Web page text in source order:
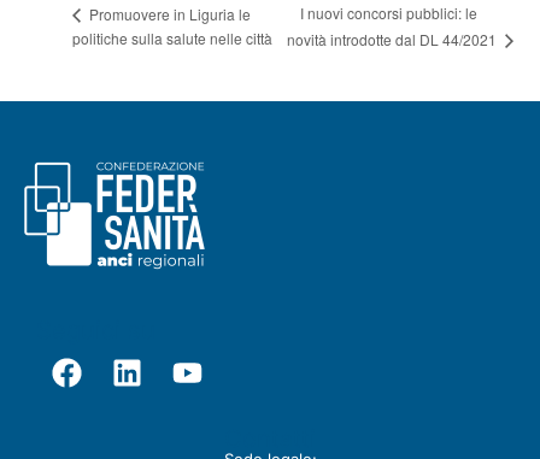
Promuovere in Liguria le
politiche sulla salute nelle città
I nuovi concorsi pubblici: le
novità introdotte dal DL 44/2021